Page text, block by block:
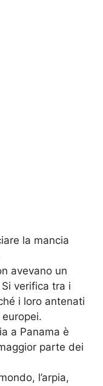
la mancia
avevano un
verifica tra i
i loro antenati
a Panama è
parte dei
l’arpia,